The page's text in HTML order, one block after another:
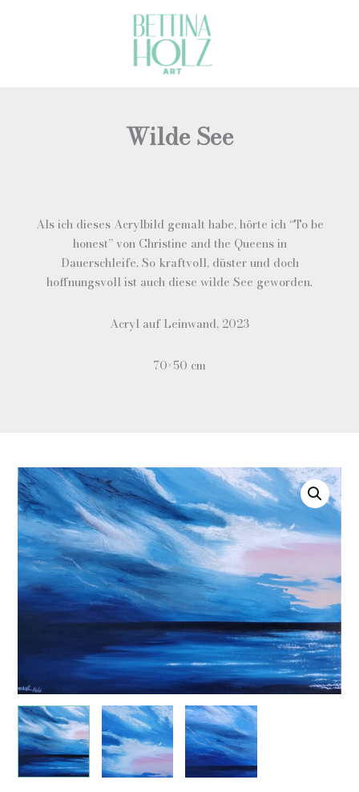
Wilde See
Als ich dieses Acrylbild gemalt habe, hörte ich “To be
honest” von Christine and the Queens in
Dauerschleife. So kraftvoll, düster und doch
hoffnungsvoll ist auch diese wilde See geworden.
Acryl auf Leinwand, 2023
70×50 cm